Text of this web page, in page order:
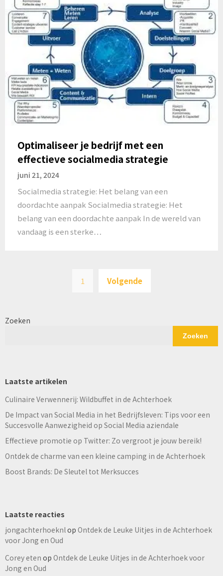
Optimaliseer je bedrijf met een
effectieve socialmedia strategie
juni 21, 2024
Socialmedia strategie: Het belang van een
doordachte aanpak Socialmedia strategie: Het
belang van een doordachte aanpak In de wereld van
vandaag is een sterke…
paginering
1 Volgende
Zoeken
Zoeken
Laatste artikelen
Culinaire Verwennerij: Wildbuffet in de Achterhoek
De Impact van Social Media in het Bedrijfsleven: Tips voor een
Succesvolle Aanwezigheid op Social Media aziendale
Effectieve promotie op Twitter: Zo vergroot je jouw bereik!
Ontdek de charme van een kleine camping in de Achterhoek
Boost Brands: De Sleutel tot Merksucces
Laatste reacties
jongachterhoeknl op Ontdek de Leuke Uitjes in de Achterhoek
voor Jong en Oud
Corey eten op Ontdek de Leuke Uitjes in de Achterhoek voor
Jong en Oud